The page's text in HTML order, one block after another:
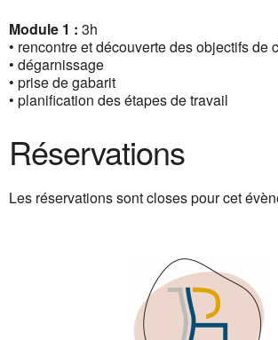
Module 1 : 3h
• rencontre et découverte des objectifs de
• dégarnissage
• prise de gabarit
• planification des étapes de travail
Réservations
Les réservations sont closes pour cet